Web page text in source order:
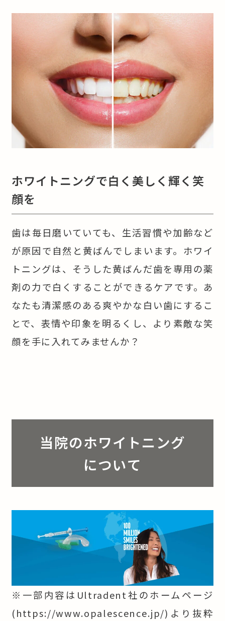
ホワイトニングで白く美しく輝く笑
顔を
歯は毎日磨いていても、生活習慣や加齢など
が原因で自然と黄ばんでしまいます。ホワイ
トニングは、そうした黄ばんだ歯を専用の薬
剤の力で白くすることができるケアです。あ
なたも清潔感のある爽やかな白い歯にするこ
とで、表情や印象を明るくし、より素敵な笑
顔を手に入れてみませんか？
当院のホワイトニング
について
※一部内容はUltradent社のホームページ
(https://www.opalescence.jp/)より抜粋